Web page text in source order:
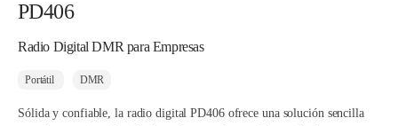
PD406
Radio Digital DMR para Empresas
Portátil DMR
Sólida y confiable, la radio digital PD406 ofrece una solución sencilla